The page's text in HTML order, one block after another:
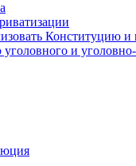
Конституцию и
и уголовно-